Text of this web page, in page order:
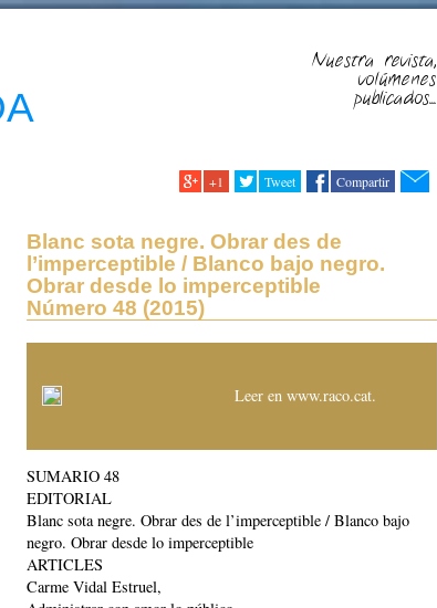
Nuestra revista,
volúmenes
publicados...
+1 Tweet Compartir
Blanc sota negre. Obrar des de
l’imperceptible / Blanco bajo negro.
Obrar desde lo imperceptible
Número 48 (2015)
Leer en www.raco.cat.
SUMARIO 48
EDITORIAL
Blanc sota negre. Obrar des de l’imperceptible / Blanco bajo
negro. Obrar desde lo imperceptible
ARTICLES
Carme Vidal Estruel,